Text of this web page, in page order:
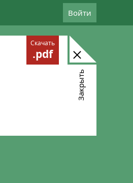
Войти
Закрыть
Скачать
.pdf